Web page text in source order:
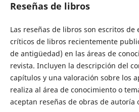
Reseñas de libros
Las reseñas de libros son escritos de
críticos de libros recientemente
de antigüedad) en las áreas de
revista. Incluyen la descripción del
capítulos y una valoración sobre los
realiza al área de conocimiento o
aceptan reseñas de obras de autoría